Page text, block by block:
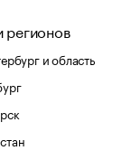
регионов
и область